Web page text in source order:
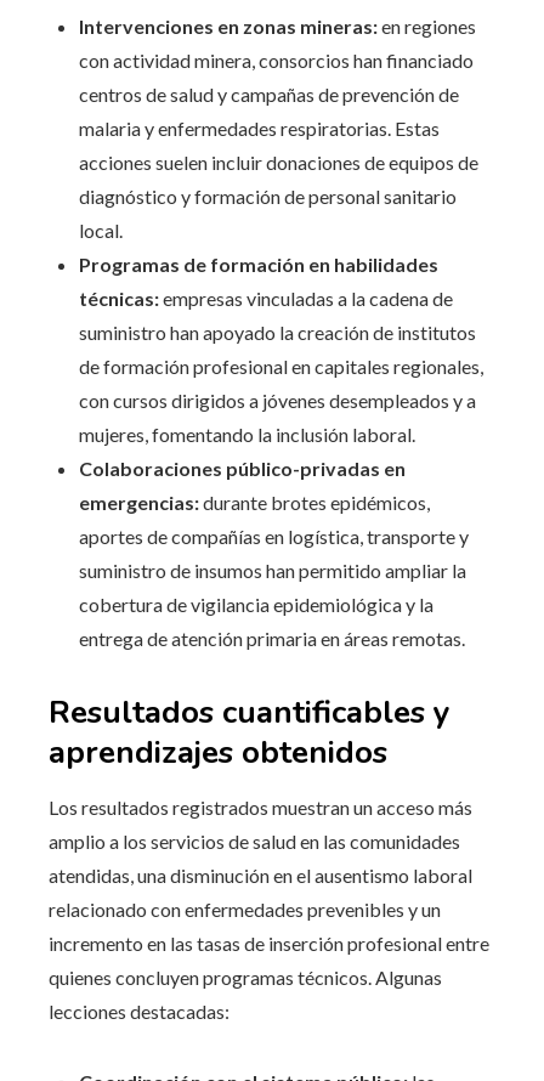
Intervenciones en zonas mineras:en regiones
con actividad minera, consorcios han financiado
centros de salud y campañas de prevención de
malaria y enfermedades respiratorias. Estas
acciones suelen incluir donaciones de equipos de
diagnóstico y formación de personal sanitario
local.
Programas de formación en habilidades
técnicas:empresas vinculadas a la cadena de
suministro han apoyado la creación de institutos
de formación profesional en capitales regionales,
con cursos dirigidos a jóvenes desempleados y a
mujeres, fomentando la inclusión laboral.
Colaboraciones público-privadas en
emergencias:durante brotes epidémicos,
aportes de compañías en logística, transporte y
suministro de insumos han permitido ampliar la
cobertura de vigilancia epidemiológica y la
entrega de atención primaria en áreas remotas.
Resultados cuantificables y
aprendizajes obtenidos
Los resultados registrados muestran un acceso más
amplio a los servicios de salud en las comunidades
atendidas, una disminución en el ausentismo laboral
relacionado con enfermedades prevenibles y un
incremento en las tasas de inserción profesional entre
quienes concluyen programas técnicos. Algunas
lecciones destacadas: